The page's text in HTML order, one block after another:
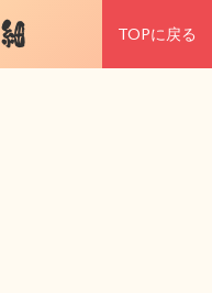
TOPに戻る